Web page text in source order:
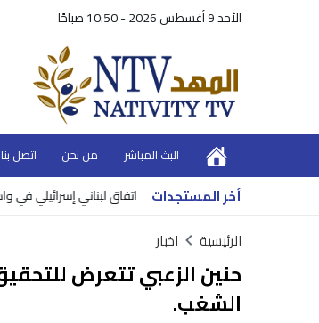
الأحد 9 أغسطس 2026 - 10:50 صباحًا
البث المباشر من نحن اتصل بنا
أخر المستجداتترامب بشأن إيران اتفاق لبناني إسرائيلي في
الرئيسية اخبار
حنين الزعبي تتعرض
الشغب.